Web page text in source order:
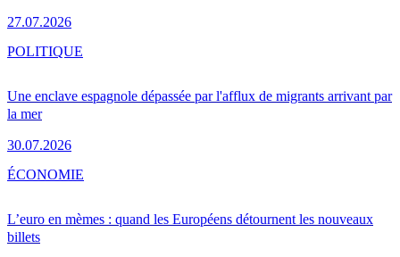
27.07.2026
Une enclave espagnole dépassée par l'afflux de migrants arrivant par
la mer
30.07.2026
POLITIQUE
L’euro en mèmes : quand les Européens détournent les nouveaux
billets
ÉCONOMIE